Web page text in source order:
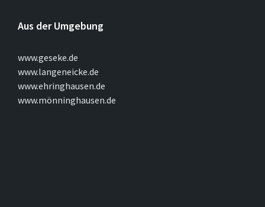
Aus der Umgebung
www.geseke.de
www.langeneicke.de
www.ehringhausen.de
www.mönninghausen.de